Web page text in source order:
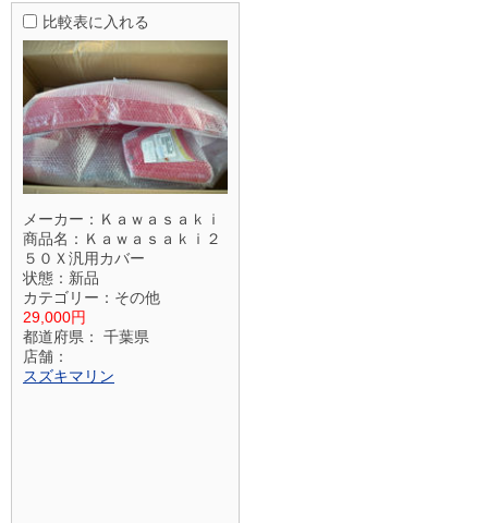
比較表に入れる
メーカー： Ｋａｗａｓａｋｉ
商品名： Ｋａｗａｓａｋｉ２
５０Ｘ汎用カバー
状態： 新品
カテゴリー： その他
29,000円
都道府県：
千葉県
店舗：
スズキマリン